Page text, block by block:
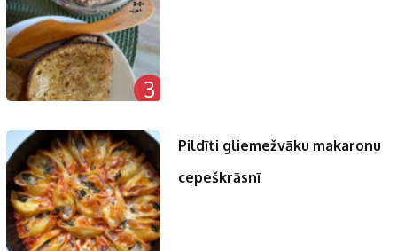
3
Pildīti gliemežvāku makaronu
cepeškrāsnī